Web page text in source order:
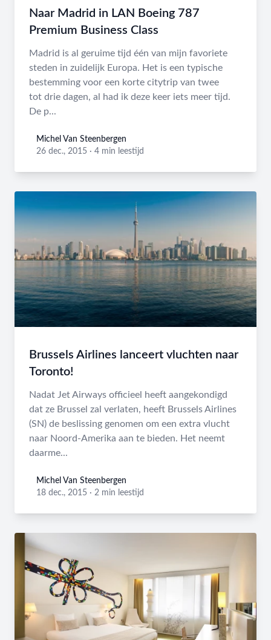
Naar Madrid in LAN Boeing 787
Premium Business Class
Madrid is al geruime tijd één van mijn favoriete
steden in zuidelijk Europa. Het is een typische
bestemming voor een korte citytrip van twee
tot drie dagen, al had ik deze keer iets meer tijd.
De p...
Michel Van Steenbergen
Michel Van Steenbergen
26 dec., 2015 · 4 min leestijd
Brussels Airlines lanceert vluchten naar
Toronto!
Nadat Jet Airways officieel heeft aangekondigd
dat ze Brussel zal verlaten, heeft Brussels Airlines
(SN) de beslissing genomen om een extra vlucht
naar Noord-Amerika aan te bieden. Het neemt
daarme...
Michel Van Steenbergen
Michel Van Steenbergen
18 dec., 2015 · 2 min leestijd